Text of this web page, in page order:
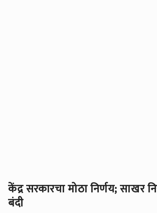
केंद्र सरकारचा मोठा निर्णय; साखर
बंदी